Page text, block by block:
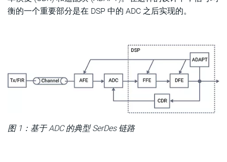
衡的一个重要部分是在 DSP 中的 ADC 之后实现的。
图 1：基于 ADC 的典型 SerDes 链路